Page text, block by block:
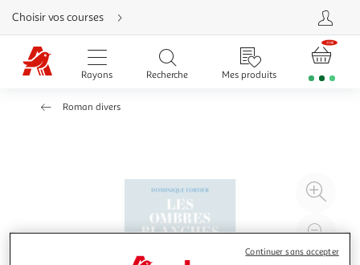
Aller
directement
au
contenu
Aller
directement
Aller
Choisir vos courses
Rayons Recherche Mes produits
Roman divers
à
Continuer sans accepter